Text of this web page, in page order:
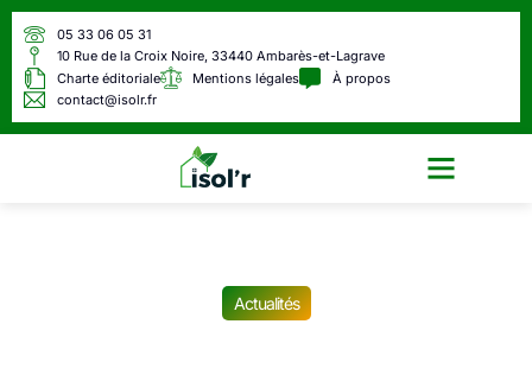
05 33 06 05 31
10 Rue de la Croix Noire, 33440 Ambarès-et-Lagrave
Charte éditoriale
Mentions légales
À propos
contact@isolr.fr
Actualités